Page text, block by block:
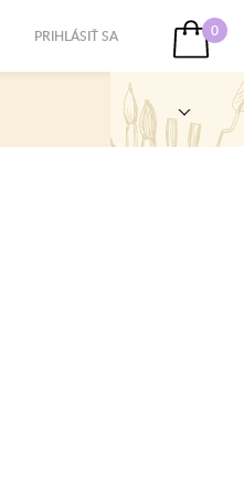
PRIHLÁSIŤ SA 0